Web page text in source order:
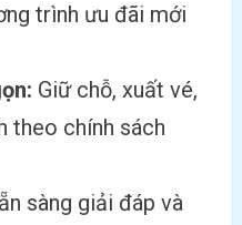
trình ưu đãi mới
Giữ chỗ, xuất vé,
theo chính sách
sàng giải đáp và